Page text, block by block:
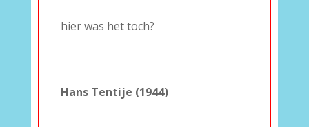
hier was het toch?
Hans Tentije (1944)